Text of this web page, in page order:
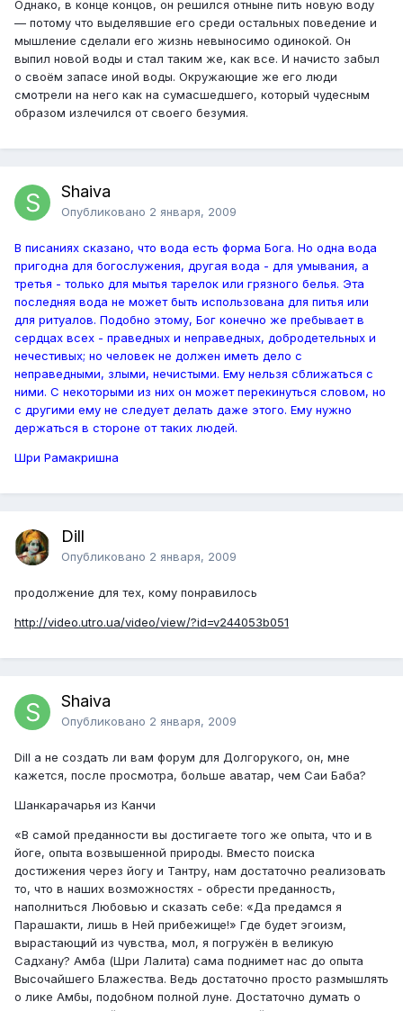
Однако, в конце концов, он решился отныне пить новую воду
— потому что выделявшие его среди остальных поведение и
мышление сделали его жизнь невыносимо одинокой. Он
выпил новой воды и стал таким же, как все. И начисто забыл
о своём запасе иной воды. Окружающие же его люди
смотрели на него как на сумасшедшего, который чудесным
образом излечился от своего безумия.
Shaiva
Опубликовано 2 января, 2009
В писаниях сказано, что вода есть форма Бога. Но одна вода
пригодна для богослужения, другая вода - для умывания, а
третья - только для мытья тарелок или грязного белья. Эта
последняя вода не может быть использована для питья или
для ритуалов. Подобно этому, Бог конечно же пребывает в
сердцах всех - праведных и неправедных, добродетельных и
нечестивых; но человек не должен иметь дело с
неправедными, злыми, нечистыми. Ему нельзя сближаться с
ними. С некоторыми из них он может перекинуться словом, но
с другими ему не следует делать даже этого. Ему нужно
держаться в стороне от таких людей.
Шри Рамакришна
Dill
Опубликовано 2 января, 2009
продолжение для тех, кому понравилось
http://video.utro.ua/video/view/?id=v244053b051
Shaiva
Опубликовано 2 января, 2009
Dill а не создать ли вам форум для Долгорукого, он, мне
кажется, после просмотра, больше аватар, чем Саи Баба?
Шанкарачарья из Канчи
«В самой преданности вы достигаете того же опыта, что и в
йоге, опыта возвышенной природы. Вместо поиска
достижения через йогу и Тантру, нам достаточно реализовать
то, что в наших возможностях - обрести преданность,
наполниться Любовью и сказать себе: «Да предамся я
Парашакти, лишь в Ней прибежище!» Где будет эгоизм,
вырастающий из чувства, мол, я погружён в великую
Садхану? Амба (Шри Лалита) сама поднимет нас до опыта
Высочайшего Блажества. Ведь достаточно просто размышлять
о лике Амбы, подобном полной луне. Достаточно думать о